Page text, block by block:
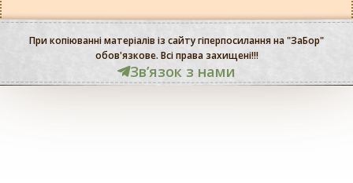
При копіюванні матеріалів із сайту гіперпосилання на "ЗаБор"
обов'язкове. Всі права захищені!!!
Звʼязок з нами